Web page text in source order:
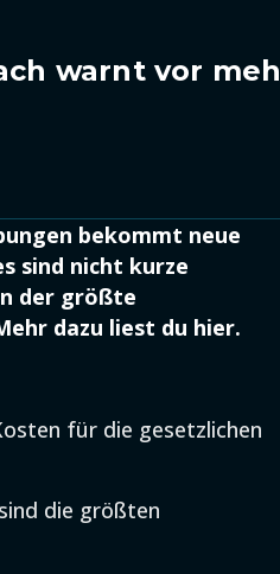
warnt vor
bekommt neue
sind nicht kurze
der größte
dazu liest du hier.
für die gesetzlichen
die größten